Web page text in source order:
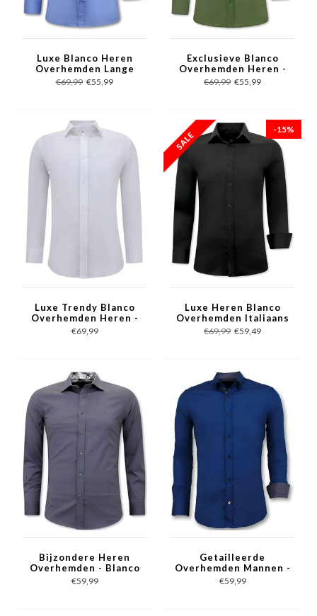
Luxe Blanco Heren
Overhemden Lange
Mouw - Slim Fit - 3082
- Blauw
€69,99 €55,99
Exclusieve Blanco
Overhemden Heren -
Slim Fit - 3083 - Groen
€69,99 €55,99
Luxe Trendy Blanco
Overhemden Heren -
Slim Fit - 3079 - Wit
€69,99
-15%
Luxe Heren Blanco
Overhemden Italiaans
- Slim Fit - 3078 -
Zwart
€69,99 €59,49
Bijzondere Heren
Overhemden - Blanco
Blouse - 3042 - Grijs
€59,99
Getailleerde
Overhemden Mannen -
Blanco Blouse - 3041 -
Blauw
€59,99